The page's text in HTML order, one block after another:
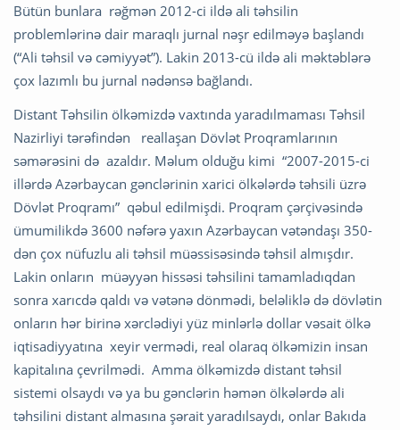
Bütün bunlara rəğmən 2012-ci ildə ali təhsilin
problemlərinə dair maraqlı jurnal nəşr edilməyə başlandı
(“Ali təhsil və cəmiyyət”). Lakin 2013-cü ildə ali məktəblərə
çox lazımlı bu jurnal nədənsə bağlandı.
Distant Təhsilin ölkəmizdə vaxtında yaradılmaması Təhsil
Nazirliyi tərəfindən reallaşan Dövlət Proqramlarının
səmərəsini də azaldır. Məlum olduğu kimi “2007-2015-ci
illərdə Azərbaycan gənclərinin xarici ölkələrdə təhsili üzrə
Dövlət Proqramı” qəbul edilmişdi. Proqram çərçivəsində
ümumilikdə 3600 nəfərə yaxın Azərbaycan vətəndaşı 350-
dən çox nüfuzlu ali təhsil müəssisəsində təhsil almışdır.
Lakin onların müəyyən hissəsi təhsilini tamamladıqdan
sonra xarıcdə qaldı və vətənə dönmədi, beləliklə də dövlətin
onların hər birinə xərclədiyi yüz minlərlə dollar vəsait ölkə
iqtisadiyyatına xeyir vermədi, real olaraq ölkəmizin insan
kapitalına çevrilmədi. Amma ölkəmizdə distant təhsil
sistemi olsaydı və ya bu gənclərin həmən ölkələrdə ali
təhsilini distant almasına şərait yaradılsaydı, onlar Bakıda